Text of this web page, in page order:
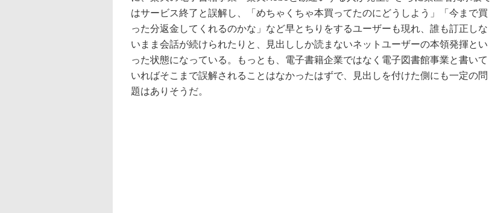
はサービス終了と誤解し、「めちゃくちゃ本買ってたのにどうしよう」「今まで買
った分返金してくれるのかな」など早とちりをするユーザーも現れ、誰も訂正しな
いまま会話が続けられたりと、見出ししか読まないネットユーザーの本領発揮とい
った状態になっている。もっとも、電子書籍企業ではなく電子図書館事業と書いて
いればそこまで誤解されることはなかったはずで、見出しを付けた側にも一定の問
題はありそうだ。